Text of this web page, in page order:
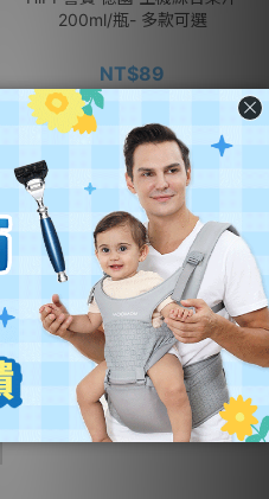
200ml/瓶- 多款可選
NT$89